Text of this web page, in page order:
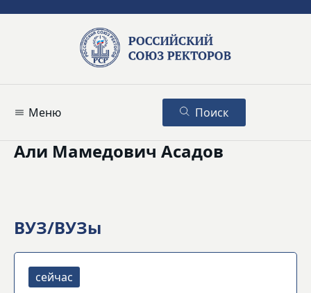
Меню Поиск
Али Мамедович Асадов
ВУЗ/ВУЗы